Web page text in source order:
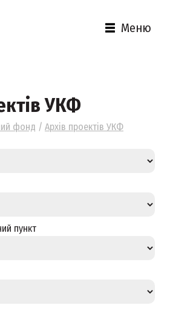
Меню
УКФ
фонд / Архів проектів УКФ
пункт